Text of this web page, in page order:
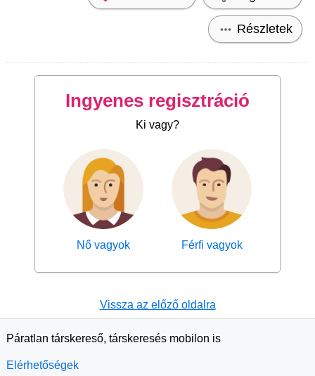
Részletek
Ingyenes regisztráció
Ki vagy?
Nő vagyok Férfi vagyok
Vissza az előző oldalra
Páratlan társkereső, társkeresés mobilon is
Elérhetőségek